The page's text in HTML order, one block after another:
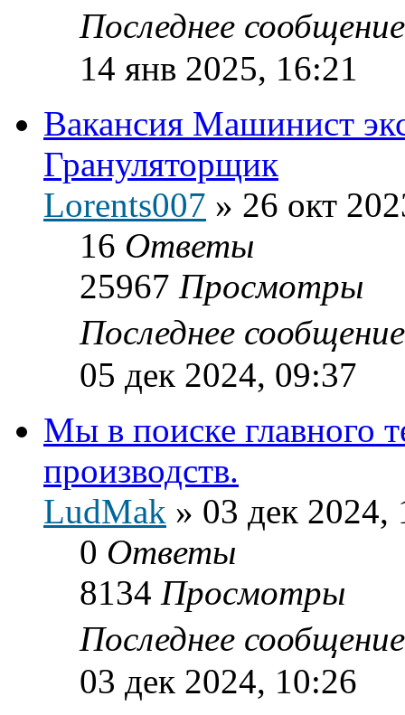
Последнее
14 янв 2025, 16:21
Вакансия Машинист
Грануляторщик
Lorents007 » 26 окт
16 Ответы
25967 Просмотры
Последнее
05 дек 2024, 09:37
Мы в поиске главного
производств.
LudMak » 03 дек 2024,
0 Ответы
8134 Просмотры
Последнее
03 дек 2024, 10:26